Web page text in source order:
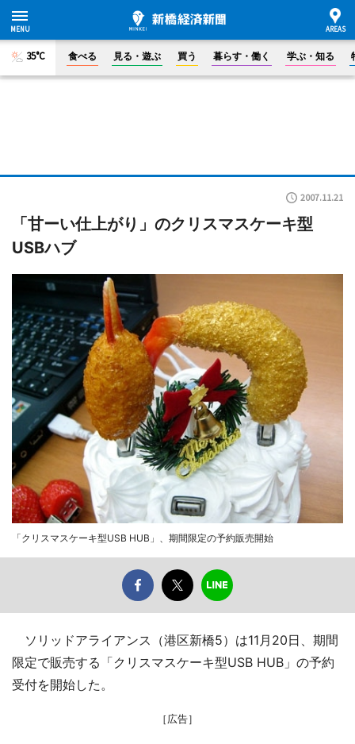
35°C 食べる 見る・遊ぶ 買う 暮らす・働く 学ぶ・知る
2007.11.21
「甘ーい仕上がり」のクリスマスケーキ型
USBハブ
「クリスマスケーキ型USB HUB」、期間限定の予約販売開始
ソリッドアライアンス（港区新橋5）は11月20日、期間
限定で販売する「クリスマスケーキ型USB HUB」の予約
受付を開始した。
［広告］